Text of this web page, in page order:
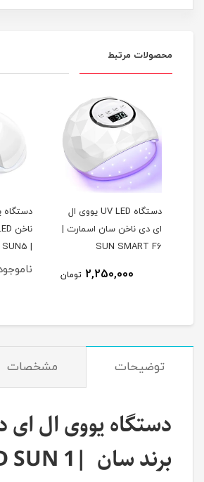
محصولات مرتبط
دستگاه UV LED یووی ال
ای دی ناخن سان اسمارت |
SUN SMART F6
2,250,000 تومان
| SUN5
توضیحات مشخصات
دستگاه یووی ال ای
برند سان |UV-LED SUN 1